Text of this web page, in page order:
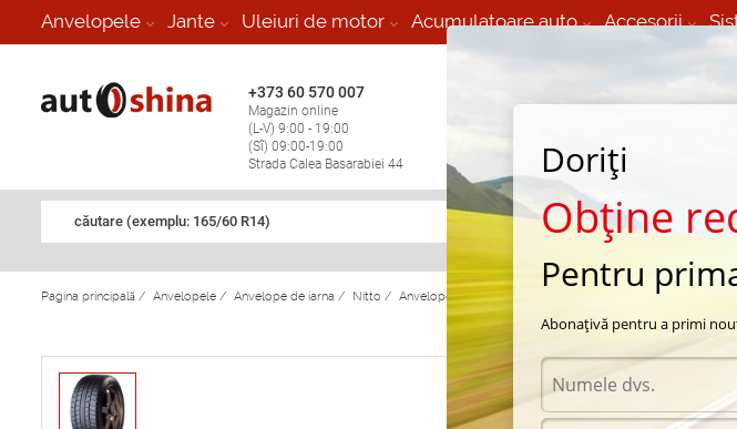
Anvelopele Jante Uleiuri de motor Acumulatoare auto Accesorii
+373 60 570 007
Magazin online
(L-V) 9:00 - 19:00
(Sî) 09:00-19:00
Strada Calea Basarabiei 44
Vulcanizare Mobila 24/7 non
căutare (exemplu: 165/60 R14)
Pagina principală / Anvelopele / Anvelope de iarna / Nitto / Anvelope de iarna Nitto Nitto SN 2 Winter
Doriți
Obține
Pentru
Abonațivă pentru a primi